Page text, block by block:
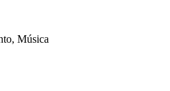
, Música